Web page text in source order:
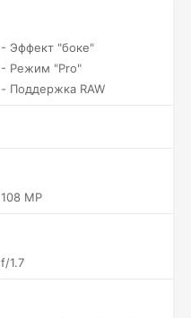
- Эффект "боке"
- Режим "Pro"
- Поддержка RAW
108 MP
f/1.7